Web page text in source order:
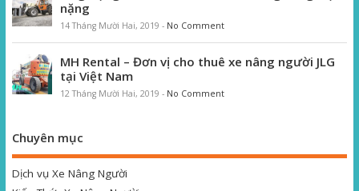
nặng
14 Tháng Mười Hai, 2019 - No Comment
MH Rental – Đơn vị cho thuê xe nâng người JLG
tại Việt Nam
12 Tháng Mười Hai, 2019 - No Comment
Chuyên mục
Dịch vụ Xe Nâng Người